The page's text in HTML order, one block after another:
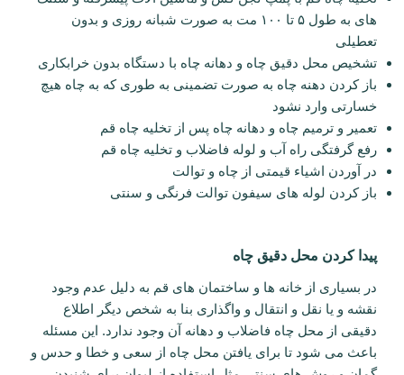
های به طول ۵ تا ۱۰۰ مت به صورت شبانه روزی و بدون
تعطیلی
تشخیص محل دقیق چاه و دهانه چاه با دستگاه بدون خرابکاری
باز کردن دهنه چاه به صورت تضمینی به طوری که به چاه هیچ
خسارتی وارد نشود
تعمیر و ترمیم چاه و دهانه چاه پس از تخلیه چاه قم
رفع گرفتگی راه آب و لوله فاضلاب و تخلیه چاه قم
در آوردن اشیاء قیمتی از چاه و توالت
باز کردن لوله های سیفون توالت فرنگی و سنتی
پیدا کردن محل دقیق چاه
در بسیاری از خانه ها و ساختمان های قم به دلیل عدم وجود
نقشه و یا نقل و انتقال و واگذاری بنا به شخص دیگر اطلاع
دقیقی از محل چاه فاضلاب و دهانه آن وجود ندارد. این مسئله
باعث می شود تا برای یافتن محل چاه از سعی و خطا و حدس و